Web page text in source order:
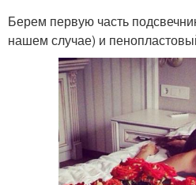
Берем первую часть
нашем случае) и